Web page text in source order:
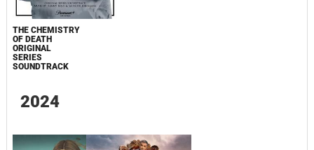
THE CHEMISTRY
OF DEATH
ORIGINAL
SERIES
SOUNDTRACK
2024